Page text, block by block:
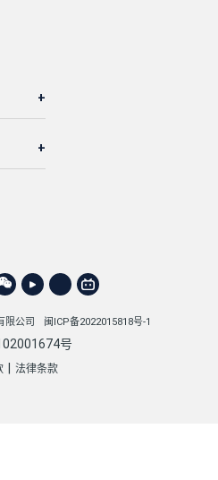
限公司 闽ICP备2022015818号-1
号
| 法律条款